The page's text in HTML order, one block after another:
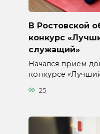
В Ростовской
конкурс
служащий»
Начался прием
конкурсе
25